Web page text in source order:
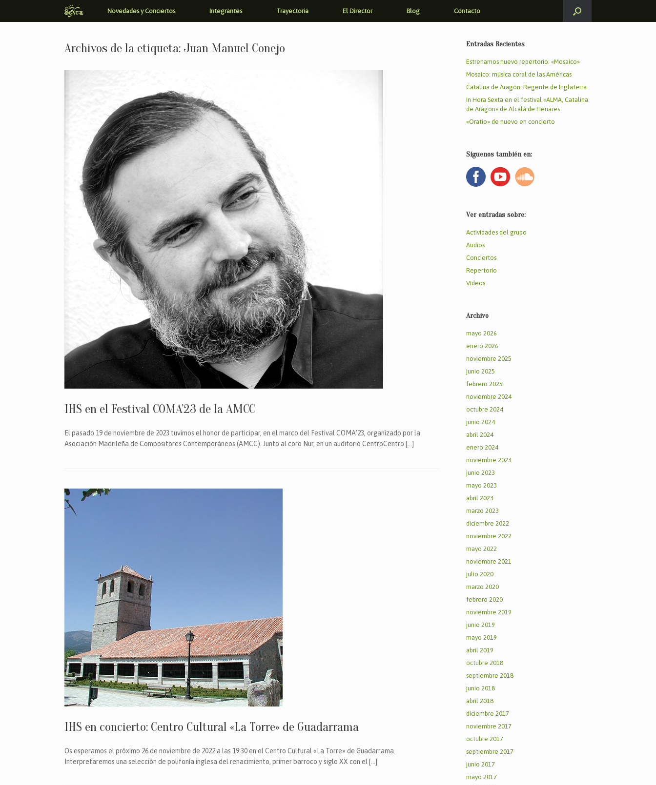
contenido
Novedades y Conciertos Integrantes Trayectoria El Director Blog Contacto
Archivos de la etiqueta: Juan Manuel Conejo
IHS en el Festival COMA’23 de la AMCC
El pasado 19 de noviembre de 2023 tuvimos el honor de participar, en el marco del Festival COMA’23, organizado por la
Asociación Madrileña de Compositores Contemporáneos (AMCC). Junto al coro Nur, en un auditorio CentroCentro […]
IHS en concierto: Centro Cultural «La Torre» de Guadarrama
Os esperamos el próximo 26 de noviembre de 2022 a las 19:30 en el Centro Cultural «La Torre» de Guadarrama.
Interpretaremos una selección de polifonía inglesa del renacimiento, primer barroco y siglo XX con el […]
Entradas Recientes
Estrenamos nuevo repertorio: «Mosaico»
Mosaico: música coral de las Américas
Catalina de Aragón: Regente de Inglaterra
In Hora Sexta en el festival «ALMA, Catalina
de Aragón» de Alcalá de Henares
«Oratio» de nuevo en concierto
Síguenos también en:
Ver entradas sobre:
Actividades del grupo
Audios
Conciertos
Repertorio
Vídeos
Archivo
mayo 2026
enero 2026
noviembre 2025
junio 2025
febrero 2025
noviembre 2024
octubre 2024
junio 2024
abril 2024
enero 2024
noviembre 2023
junio 2023
mayo 2023
abril 2023
marzo 2023
diciembre 2022
noviembre 2022
mayo 2022
noviembre 2021
julio 2020
marzo 2020
febrero 2020
noviembre 2019
junio 2019
mayo 2019
abril 2019
octubre 2018
septiembre 2018
junio 2018
abril 2018
diciembre 2017
noviembre 2017
octubre 2017
septiembre 2017
junio 2017
mayo 2017